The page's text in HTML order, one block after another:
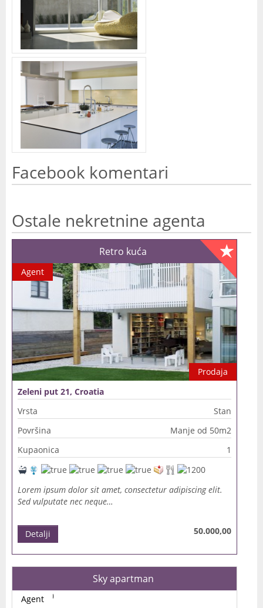
Facebook komentari
Ostale nekretnine agenta
Retro kuća
Prodaja
Agent
Zeleni put 21, Croatia
Vrsta
Stan
Površina
Manje od 50m2
Kupaonica
1
Lorem ipsum dolor sit amet, consectetur adipiscing elit.
Sed vulputate nec neque…
50.000,00
Detalji
Sky apartman
Agent